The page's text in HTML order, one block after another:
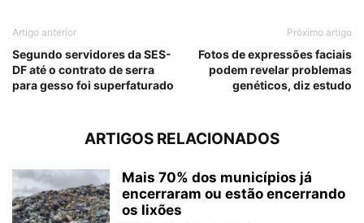
Artigo anterior
Segundo servidores da SES-
DF até o contrato de serra
para gesso foi superfaturado
Próximo artigo
Fotos de expressões faciais
podem revelar problemas
genéticos, diz estudo
ARTIGOS RELACIONADOS
Mais 70% dos municípios já
encerraram ou estão encerrando
os lixões